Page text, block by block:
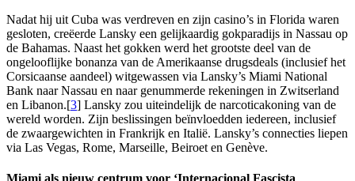
Nadat hij uit Cuba was verdreven en zijn casino’s in Florida waren
gesloten, creëerde Lansky een gelijkaardig gokparadijs in Nassau op
de Bahamas. Naast het gokken werd het grootste deel van de
ongelooflijke bonanza van de Amerikaanse drugsdeals (inclusief het
Corsicaanse aandeel) witgewassen via Lansky’s Miami National
Bank naar Nassau en naar genummerde rekeningen in Zwitserland
en Libanon.[3] Lansky zou uiteindelijk de narcoticakoning van de
wereld worden. Zijn beslissingen beïnvloedden iedereen, inclusief
de zwaargewichten in Frankrijk en Italië. Lansky’s connecties liepen
via Las Vegas, Rome, Marseille, Beiroet en Genève.
Miami als nieuw centrum voor ‘Internacional Fascista